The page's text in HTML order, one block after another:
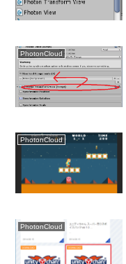
PhotonCloud
PhotonCloud
PhotonCloud